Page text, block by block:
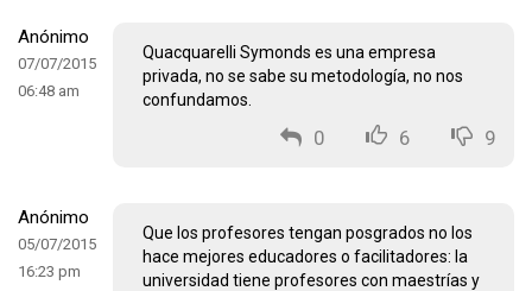
Anónimo
07/07/2015
06:48 am
Quacquarelli Symonds es una empresa
privada, no se sabe su metodología, no nos
confundamos.
0 6 9
Anónimo
05/07/2015
16:23 pm
Que los profesores tengan posgrados no los
hace mejores educadores o facilitadores: la
universidad tiene profesores con maestrías y